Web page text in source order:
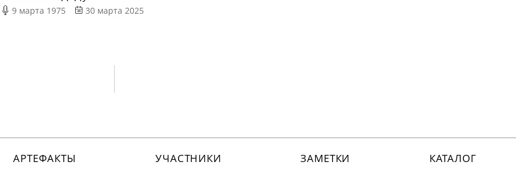
9 марта 1975 30 марта 2025
АРТЕФАКТЫ УЧАСТНИКИ ЗАМЕТКИ КАТАЛОГ